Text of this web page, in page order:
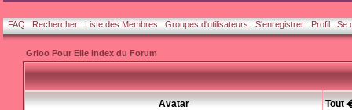
FAQ Rechercher Liste des Membres Groupes d'utilisateurs S'enregistrer Profil Se
Grioo Pour Elle Index du Forum
Avatar Tout